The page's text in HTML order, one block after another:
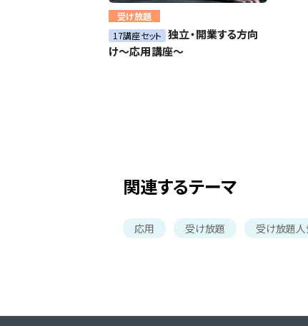
受け放題
17講座セット 独立・開業する方向
け～応用講座～
関連するテーマ
応用 受け放題 受け放題